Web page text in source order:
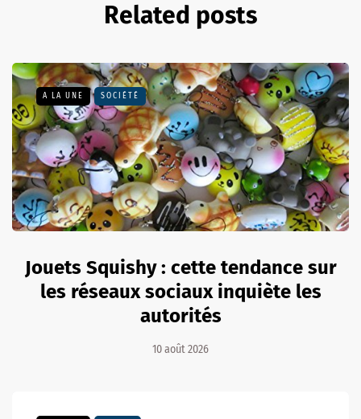
Related posts
A LA UNE SOCIÉTÉ
Jouets Squishy : cette tendance sur
les réseaux sociaux inquiète les
autorités
10 août 2026